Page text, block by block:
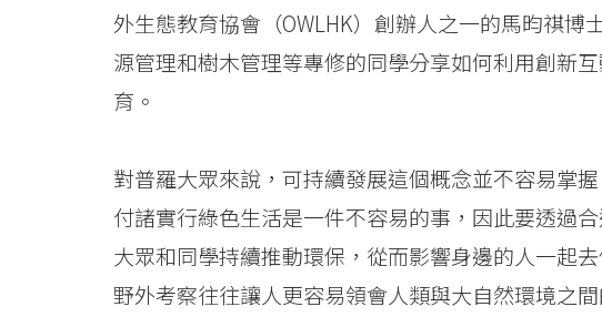
外生態教育協會（OWLHK）創辦人之一的馬昀祺
源管理和樹木管理等專修的同學分享如何利用創新
育。
對普羅大眾來說，可持續發展這個概念並不容易掌
付諸實行綠色生活是一件不容易的事，因此要透過
大眾和同學持續推動環保，從而影響身邊的人一起
野外考察往往讓人更容易領會人類與大自然環境之